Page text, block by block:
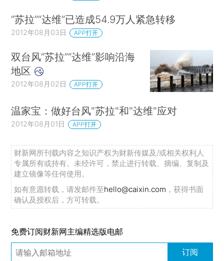
“苏拉”“达维”已造成54.9万人紧急转移
2012年08月03日 APP打开
双台风“苏拉”“达维”影响沿海
地区
2012年08月02日 APP打开
温家宝：做好台风"苏拉"和"达维"应对
2012年08月01日 APP打开
财新网所刊载内容之知识产权为财新传媒及/或相关权利人
专属所有或持有。未经许可，禁止进行转载、摘编、复制及
建立镜像等任何使用。
如有意愿转载，请发邮件至hello@caixin.com ，获得书面
确认及授权后，方可转载。
免费订阅财新网主编精选版电邮
订阅